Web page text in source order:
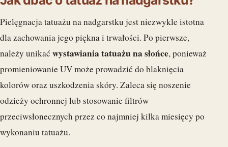
Pielęgnacja tatuażu na nadgarstku jest niezwykle istotna
dla zachowania jego piękna i trwałości. Po pierwsze,
należy unikać wystawiania tatuażu na słońce, ponieważ
promieniowanie UV może prowadzić do blaknięcia
kolorów oraz uszkodzenia skóry. Zaleca się noszenie
odzieży ochronnej lub stosowanie filtrów
przeciwsłonecznych przez co najmniej kilka miesięcy po
wykonaniu tatuażu.